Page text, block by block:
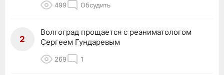
499 Обсудить
2
Волгоград прощается с реаниматологом
Сергеем Гундаревым
269 1